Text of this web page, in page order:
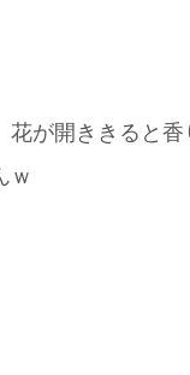
が開ききると香
ｗ